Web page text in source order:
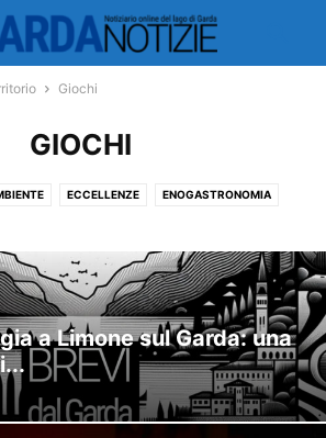
Giochi
GIOCHI
ECCELLENZE ENOGASTRONOMIA
a Limone sul Garda: una